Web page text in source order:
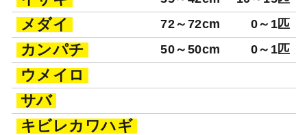
メダイ 72～72cm 0～1匹
カンパチ 50～50cm 0～1匹
ウメイロ
サバ
キビレカワハギ